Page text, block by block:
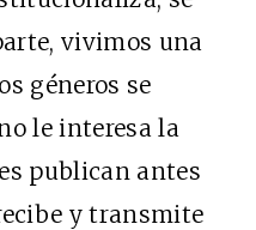
vivimos una
géneros se
le interesa la
publican antes
y transmite